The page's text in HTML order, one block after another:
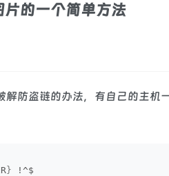
的一个简单方法
解防盗链的办法，有自己的主
} !^$